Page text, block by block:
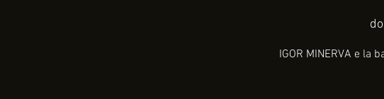
IGOR MINERVA e la